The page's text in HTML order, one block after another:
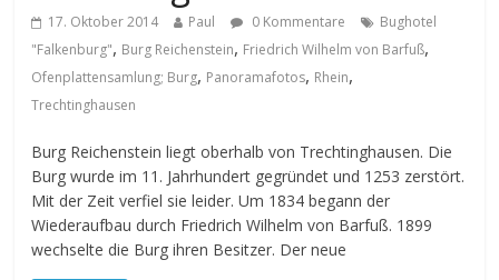
17. Oktober 2014 Paul 0 Kommentare
Bughotel
"Falkenburg", Burg Reichenstein, Friedrich Wilhelm von Barfuß,
Ofenplattensamlung; Burg, Panoramafotos, Rhein,
Trechtinghausen
Burg Reichenstein liegt oberhalb von Trechtinghausen. Die
Burg wurde im 11. Jahrhundert gegründet und 1253 zerstört.
Mit der Zeit verfiel sie leider. Um 1834 begann der
Wiederaufbau durch Friedrich Wilhelm von Barfuß. 1899
wechselte die Burg ihren Besitzer. Der neue